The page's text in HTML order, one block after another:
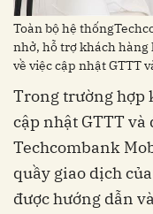
Toàn bộ hệ
nhở, hỗ trợ khách
về việc cập nhật GTTT
Trong trường hợp
cập nhật GTTT
Techcombank
quầy giao dịch
được hướng dẫn